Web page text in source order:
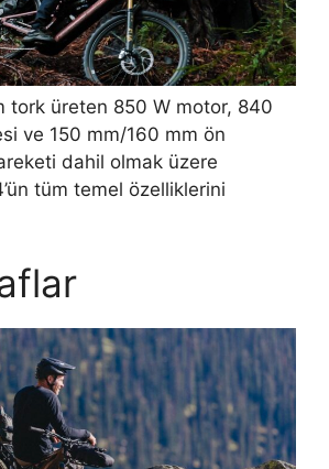
tork üreten 850 W motor, 840
ve 150 mm/160 mm ön
dahil olmak üzere
tüm temel özelliklerini